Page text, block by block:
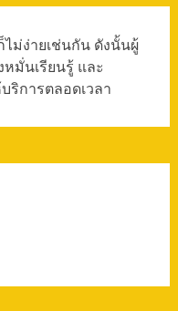
ไม่ง่ายเช่นกัน ดังนั้นผู้
มั่นเรียนรู้ และ
ริการตลอดเวลา